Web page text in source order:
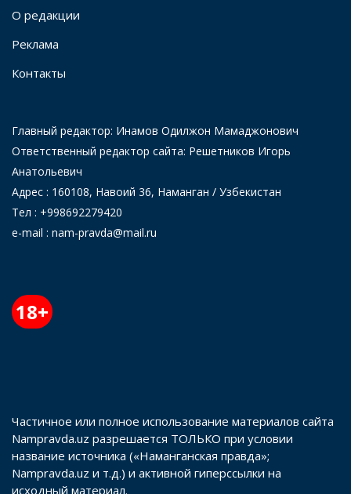
О редакции
Реклама
Контакты
Главный редактор: Инамов Одилжон Мамаджонович
Ответственный редактор сайта: Решетников Игорь
Анатольевич
Адрес : 160108, Навоий 36, Наманган / Узбекистан
Тел : +998692279420
e-mail : nam-pravda@mail.ru
18+
Частичное или полное использование материалов сайта
Nampravda.uz разрешается ТОЛЬКО при условии
название источника («Наманганская правда»;
Nampravda.uz и т.д.) и активной гиперссылки на
исходный материал.